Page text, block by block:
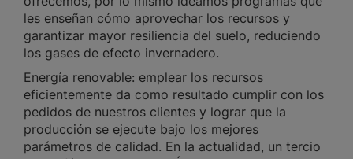
les enseñan cómo aprovechar los recursos y
garantizar mayor resiliencia del suelo, reduciendo
los gases de efecto invernadero.
Energía renovable: emplear los recursos
eficientemente da como resultado cumplir con los
pedidos de nuestros clientes y lograr que la
producción se ejecute bajo los mejores
parámetros de calidad. En la actualidad, un tercio